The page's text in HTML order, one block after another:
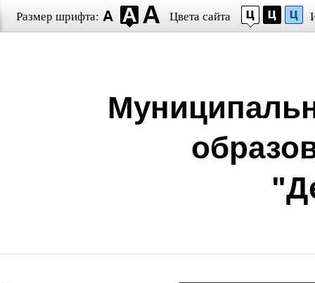
Размер шрифта: Цвета сайта